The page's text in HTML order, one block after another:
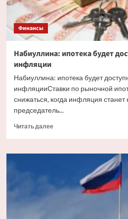
Финансы
Набиуллина: ипотека будет
инфляции
Набиуллина: ипотека будет
инфляцииСтавки по рыночной
снижаться, когда инфляция станет
председатель...
Читать далееПрочитать
Набиуллина:
доступнее
со